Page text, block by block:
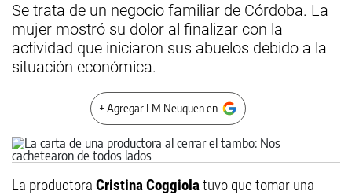
Se trata de un negocio familiar de Córdoba. La
mujer mostró su dolor al finalizar con la
actividad que iniciaron sus abuelos debido a la
situación económica.
+ Agregar LM Neuquen en
La productora Cristina Coggiolatuvo que tomar una